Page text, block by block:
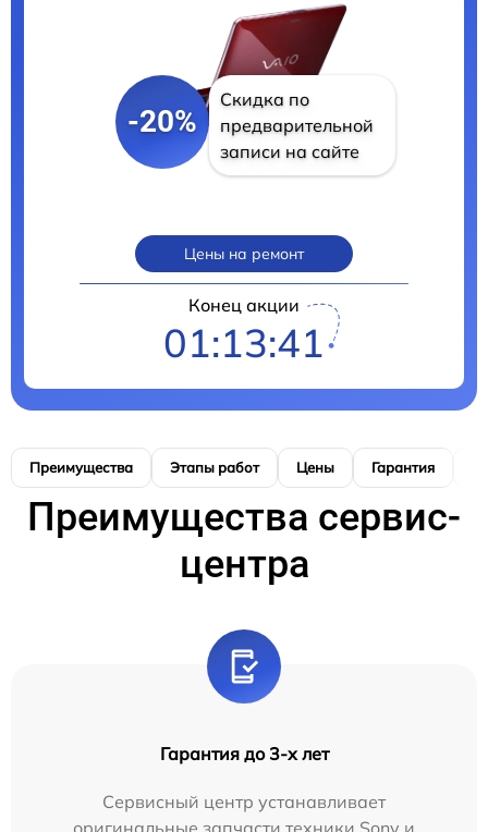
-20%
Скидка по
предварительной
записи на сайте
Цены на ремонт
Конец акции
01:13:40
Преимущества Этапы работ Цены Гарантия
Преимущества сервис-
центра
Гарантия до 3-х лет
Сервисный центр устанавливает
оригинальные запчасти техники Sony и